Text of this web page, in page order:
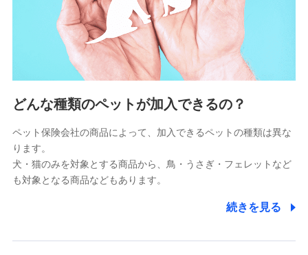
上記に係る連絡・手続き・管理等付帯業務を行うため
5.通話録音にて取得する情報
電話対応の品質向上およびお問合せ内容の正確な把握のため
6.採用応募者の個人情報
7.社員（従業者）の個人情報
人事･勤怠･健康・労務等の管理、給与支給、福利厚生・採用
退職関連処理等の各種手続きのため、当社と従業員または従
どんな種類のペットが加入できるの？
ペット保険会社の商品によって、加入できるペットの種類は異な
ります。
犬・猫のみを対象とする商品から、鳥・うさぎ・フェレットなど
も対象となる商品などもあります。
続きを見る